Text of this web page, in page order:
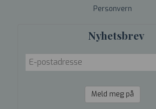
Personvern
Nyhetsbrev
Meld meg på